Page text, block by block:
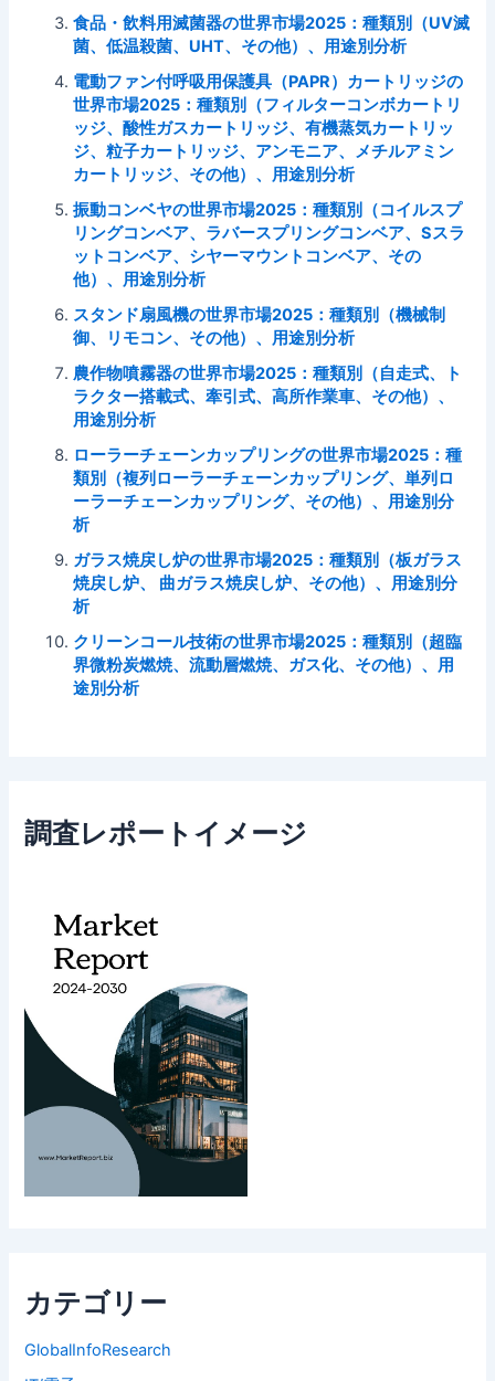
食品・飲料用滅菌器の世界市場2025：種類別（UV滅
菌、低温殺菌、UHT、その他）、用途別分析
電動ファン付呼吸用保護具（PAPR）カートリッジの
世界市場2025：種類別（フィルターコンボカートリ
ッジ、酸性ガスカートリッジ、有機蒸気カートリッ
ジ、粒子カートリッジ、アンモニア、メチルアミン
カートリッジ、その他）、用途別分析
振動コンベヤの世界市場2025：種類別（コイルスプ
リングコンベア、ラバースプリングコンベア、Sスラ
ットコンベア、シヤーマウントコンベア、その
他）、用途別分析
スタンド扇風機の世界市場2025：種類別（機械制
御、リモコン、その他）、用途別分析
農作物噴霧器の世界市場2025：種類別（自走式、ト
ラクター搭載式、牽引式、高所作業車、その他）、
用途別分析
ローラーチェーンカップリングの世界市場2025：種
類別（複列ローラーチェーンカップリング、単列ロ
ーラーチェーンカップリング、その他）、用途別分
析
ガラス焼戻し炉の世界市場2025：種類別（板ガラス
焼戻し炉、 曲ガラス焼戻し炉、その他）、用途別分
析
クリーンコール技術の世界市場2025：種類別（超臨
界微粉炭燃焼、流動層燃焼、ガス化、その他）、用
途別分析
調査レポートイメージ
カテゴリー
GlobalInfoResearch